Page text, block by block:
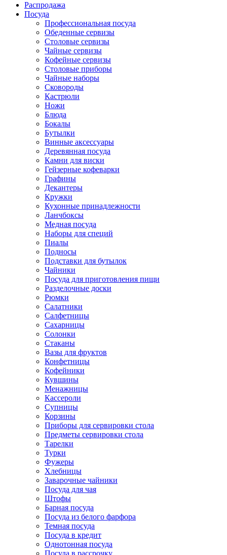
Распродажа
Посуда
Профессиональная посуда
Обеденные сервизы
Столовые сервизы
Чайные сервизы
Кофейные сервизы
Столовые приборы
Чайные наборы
Сковороды
Кастрюли
Ножи
Блюда
Бокалы
Бутылки
Винные аксессуары
Деревянная посуда
Камни для виски
Гейзерные кофеварки
Графины
Декантеры
Кружки
Кухонные принадлежности
Ланчбоксы
Медная посуда
Наборы для специй
Пиалы
Подносы
Подставки для бутылок
Чайники
Посуда для приготовления пищи
Разделочные доски
Рюмки
Салатники
Салфетницы
Сахарницы
Солонки
Стаканы
Вазы для фруктов
Конфетницы
Кофейники
Кувшины
Менажницы
Кассероли
Супницы
Корзины
Приборы для сервировки стола
Предметы сервировки стола
Тарелки
Турки
Фужеры
Хлебницы
Заварочные чайники
Посуда для чая
Штофы
Барная посуда
Посуда из белого фарфора
Темная посуда
Посуда в кредит
Однотонная посуда
Посуда в рассрочку